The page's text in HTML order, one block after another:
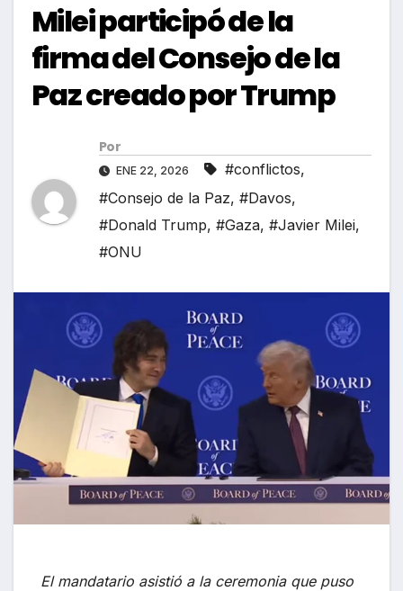
Milei participó de la
firma del Consejo de la
Paz creado por Trump
Por
ENE 22, 2026 #conflictos,
#Consejo de la Paz, #Davos,
#Donald Trump, #Gaza, #Javier Milei,
#ONU
El mandatario asistió a la ceremonia que puso